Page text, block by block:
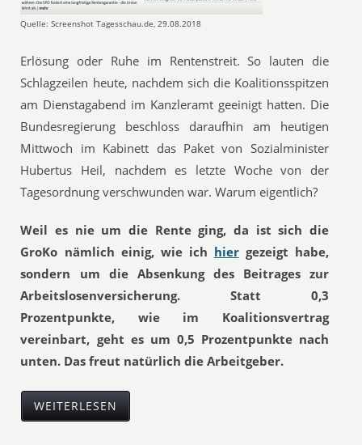
Quelle: Screenshot Tagesschau.de, 29.08.2018
Erlösung oder Ruhe im Rentenstreit. So lauten die
Schlagzeilen heute, nachdem sich die Koalitionsspitzen
am Dienstagabend im Kanzleramt geeinigt hatten. Die
Bundesregierung beschloss daraufhin am heutigen
Mittwoch im Kabinett das Paket von Sozialminister
Hubertus Heil, nachdem es letzte Woche von der
Tagesordnung verschwunden war. Warum eigentlich?
Weil es nie um die Rente ging, da ist sich die
GroKo nämlich einig, wie ich hiergezeigt habe,
sondern um die Absenkung des Beitrages zur
Arbeitslosenversicherung. Statt 0,3
Prozentpunkte, wie im Koalitionsvertrag
vereinbart, geht es um 0,5 Prozentpunkte nach
unten. Das freut natürlich die Arbeitgeber.
WEITERLESEN